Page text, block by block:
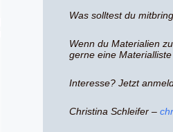
Was solltest du
Wenn du Materialien
gerne eine
Interesse? Jetzt
Christina Schleifer –